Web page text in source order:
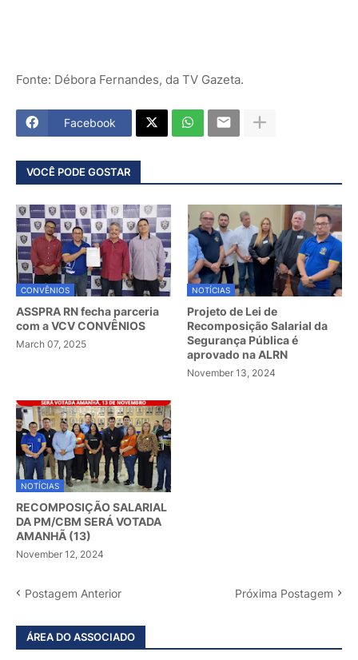
Fonte: Débora Fernandes, da TV Gazeta.
Facebook
VOCÊ PODE GOSTAR
CONVÊNIOS
ASSPRA RN fecha parceria
com a VCV CONVÊNIOS
March 07, 2025
NOTÍCIAS
Projeto de Lei de
Recomposição Salarial da
Segurança Pública é
aprovado na ALRN
November 13, 2024
NOTÍCIAS
RECOMPOSIÇÃO SALARIAL
DA PM/CBM SERÁ VOTADA
AMANHÃ (13)
November 12, 2024
Postagem Anterior Próxima Postagem
ÁREA DO ASSOCIADO